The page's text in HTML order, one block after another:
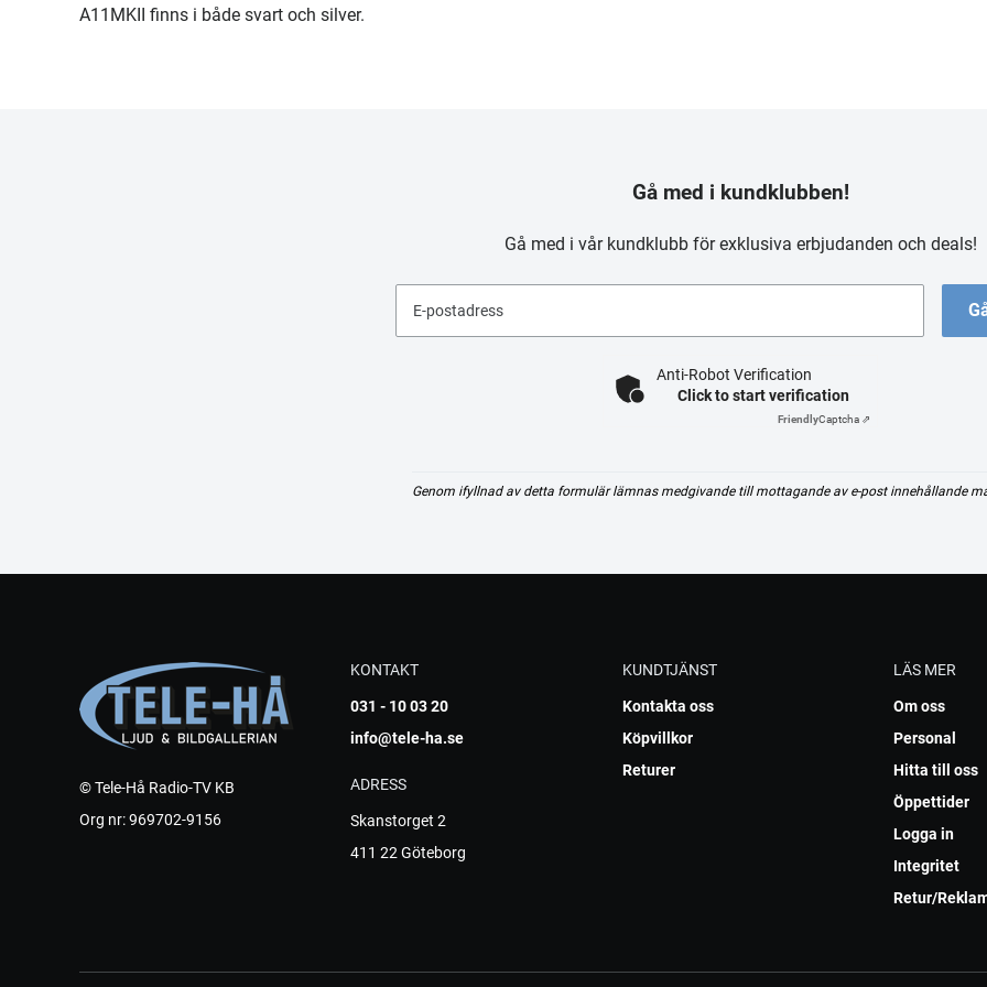
A11MKII finns i både svart och silver.
Gå med i kundklubben!
Gå med i vår kundklubb för exklusiva erbjudanden och deals!
E-postadress
Anti-Robot Verification
Click to start verification
FriendlyCaptcha ⇗
Genom ifyllnad av detta formulär lämnas medgivande till mottagande av e-post innehållande
© Tele-Hå Radio-TV KB
Org nr: 969702-9156
KONTAKT
031 - 10 03 20
info@tele-ha.se
ADRESS
Skanstorget 2
411 22 Göteborg
KUNDTJÄNST
Kontakta oss
Köpvillkor
Returer
LÄS MER
Om oss
Personal
Hitta till oss
Öppettider
Logga in
Integritet
Retur/